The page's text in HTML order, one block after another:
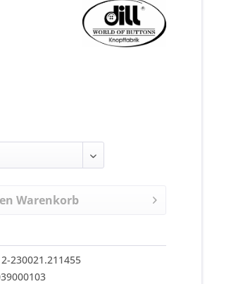
Warenkorb
230021.211455